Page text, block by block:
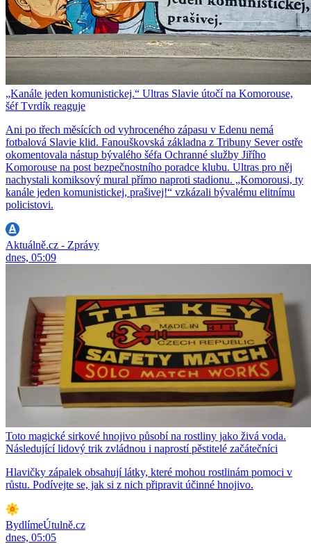
„Kanále jeden komunistickej.“ Ultras Slavie útočí na Komorouse,
šéf Tvrdík reaguje
Ani po třech měsících od vyhroceného zápasu v Edenu nemá
fotbalová Slavie klid. Fanouškovská základna z Tribuny Sever ostře
okomentovala nástup bývalého šéfa Ochranné služby Jiřího
Komorouse na post bezpečnostního poradce klubu. Ultras pro něj
nachystali komiksový mural přímo naproti stadionu. „Komorousi, ty
kanále jeden komunistickej, prašivej!“ vzkázali bývalému elitnímu
policistovi.
Aktuálně.cz - Zprávy
dnes, 05:09
Toto magické sirkové hnojivo působí na rostliny jako živá voda.
Následující lidový trik zvládnou i naprostí pěstitelé začátečníci
Hlavičky zápalek obsahují látky, které mohou rostlinám pomoci v
růstu. Podívejte se, jak si z nich připravit účinné hnojivo.
BydlímeÚtulně.cz
dnes, 05:05